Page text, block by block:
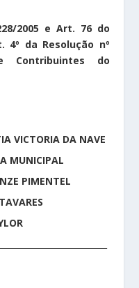
2005 e Art. 76 do
4º da Resolução nº
Contribuintes do
VICTORIA DA NAVE
MUNICIPAL
PIMENTEL